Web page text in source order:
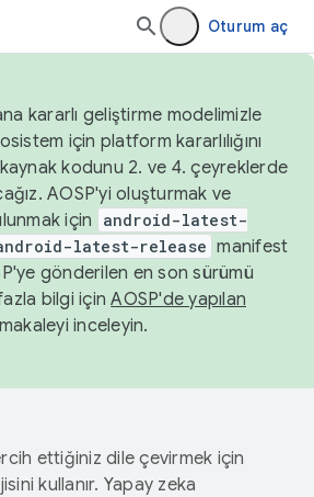
Oturum aç
kararlı geliştirme modelimizle
için platform kararlılığını
kodunu 2. ve 4. çeyreklerde
AOSP'yi oluşturmak ve
için
android-latest-
latest-release manifest
gönderilen en son sürümü
bilgi içinAOSP'de yapılan
makaleyi inceleyin.
ettiğiniz dile çevirmek için
kullanır. Yapay zeka